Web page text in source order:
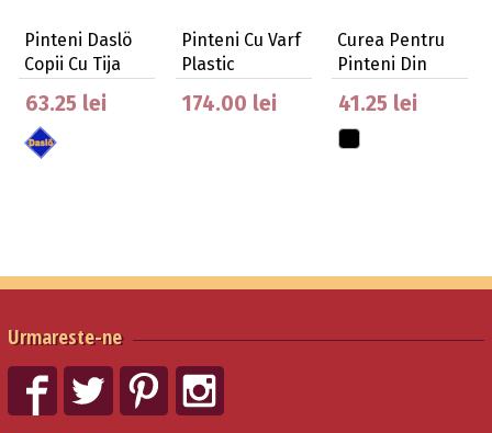
Pinteni Daslö
Copii Cu Tija
Scurta, 15Mm
63.25 lei
Pinteni Cu Varf
Plastic
Interschimbabil
174.00 lei
Curea Pentru
Pinteni Din
Nylon Impletit
41.25 lei
Urmareste-ne